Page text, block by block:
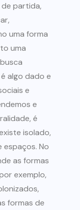
partida,
uma forma
uma
algo dado e
e
e
é
isolado,
espaços. No
as formas
exemplo,
formas de